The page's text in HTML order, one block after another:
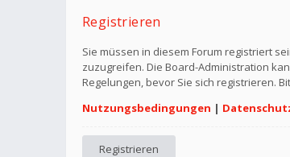
Registrieren
Sie müssen in diesem Forum registriert
zuzugreifen. Die Board-Administration
Regelungen, bevor Sie sich registrieren.
Nutzungsbedingungen |
Registrieren